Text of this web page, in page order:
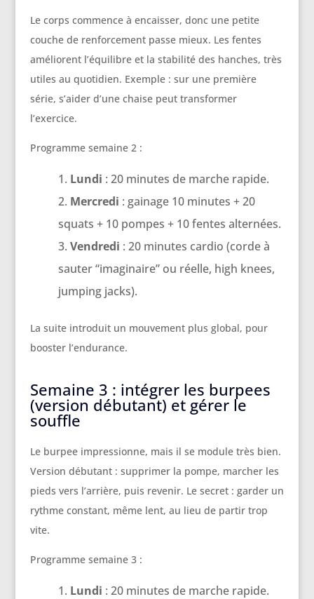
Le corps commence à encaisser, donc une petite
couche de renforcement passe mieux. Les fentes
améliorent l’équilibre et la stabilité des hanches, très
utiles au quotidien. Exemple : sur une première
série, s’aider d’une chaise peut transformer
l’exercice.
Programme semaine 2 :
Lundi : 20 minutes de marche rapide.
Mercredi : gainage 10 minutes + 20
squats + 10 pompes + 10 fentes alternées.
Vendredi : 20 minutes cardio (corde à
sauter “imaginaire” ou réelle, high knees,
jumping jacks).
La suite introduit un mouvement plus global, pour
booster l’endurance.
Semaine 3 : intégrer les burpees
(version débutant) et gérer le
souffle
Le burpee impressionne, mais il se module très bien.
Version débutant : supprimer la pompe, marcher les
pieds vers l’arrière, puis revenir. Le secret : garder un
rythme constant, même lent, au lieu de partir trop
vite.
Programme semaine 3 :
Lundi : 20 minutes de marche rapide.